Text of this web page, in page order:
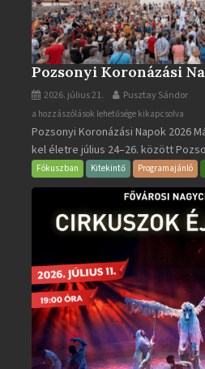
Pozsonyi Koronázási
2026. július 21. Pusztay Sándor
Pozsonyi
Koronázási
Napok
bejegyzéshez
a hozzászólások lehetősége kikapcsolva
Pozsonyi Koronázási Napok 2026
kel életre július 24–26. között
Fókuszban Kitekintő Programajánló